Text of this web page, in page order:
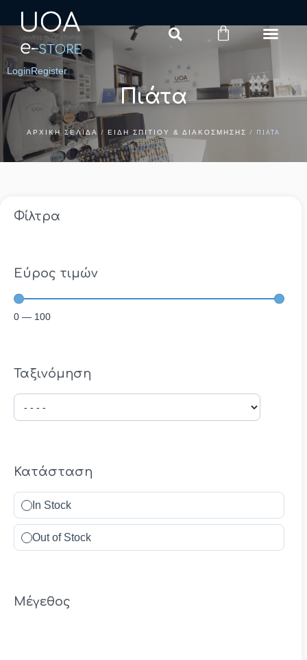
LoginRegister
Πιάτα
ΑΡΧΙΚΉ ΣΕΛΊΔΑ / ΕΊΔΗ ΣΠΙΤΙΟΎ & ΔΙΑΚΌΣΜΗΣΗΣ / ΠΙΆΤΑ
Φίλτρα
Εύρος τιμών
0 — 100
Ταξινόμηση
Κατάσταση
In Stock
Out of Stock
Μέγεθος